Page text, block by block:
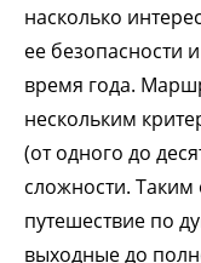
насколько
ее безопасности
время года.
нескольким
(от одного до
сложности.
путешествие по
выходные до